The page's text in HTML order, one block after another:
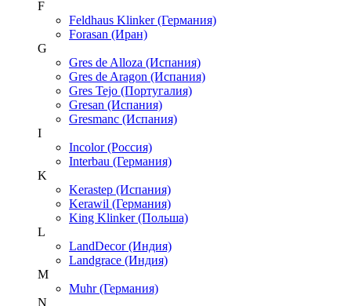
F
Feldhaus Klinker (Германия)
Forasan (Иран)
G
Gres de Alloza (Испания)
Gres de Aragon (Испания)
Gres Tejo (Португалия)
Gresan (Испания)
Gresmanc (Испания)
I
Incolor (Россия)
Interbau (Германия)
K
Kerastep (Испания)
Kerawil (Германия)
King Klinker (Польша)
L
LandDecor (Индия)
Landgrace (Индия)
M
Muhr (Германия)
N